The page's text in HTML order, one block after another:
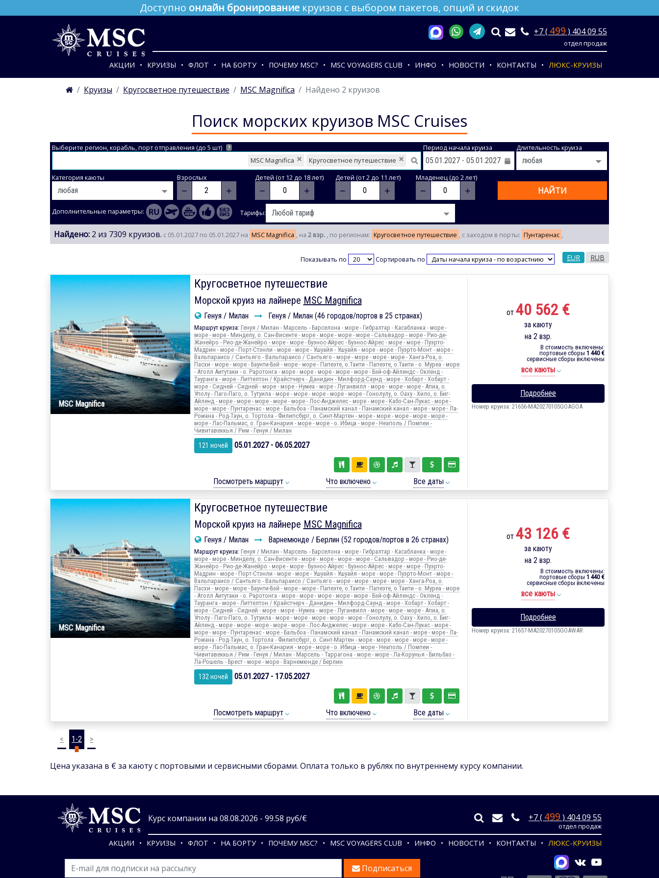
Доступно онлайн бронирование круизов с выбором пакетов, опций и скидок
+7 ( 499 ) 404 09 55
отдел продаж
АКЦИИ КРУИЗЫ ФЛОТ НА БОРТУ ПОЧЕМУ MSC? MSC VOYAGERS CLUB ИНФО НОВОСТИ КОНТАКТЫ ЛЮКС-КРУИЗЫ
Круизы Кругосветное путешествие MSC Magnifica Найдено 2 круизов
Поиск морских круизов MSC Cruises
Выберите регион, корабль, порт отправления (до 5 шт) ?
Кругосветное путешествие
MSC Magnifica
Период начала круиза Длительность круиза
Категория каюты Взрослых
− +
Детей (от 12 до 18 лет)
− +
Детей (от 2 до 11 лет)
− +
Младенец (до 2 лет)
− + НАЙТИ
Дополнительные параметры: Тарифы:
Найдено: 2 из 7309 круизов. с 05.01.2027 по 05.01.2027 на MSC Magnifica , на 2 взр. , по регионам: Кругосветное путешествие , с заходом в порты: Пунтаренас ,
Показывать по Сортировать по EUR RUB
MSC Magnifica
Кругосветное путешествие
Морской круиз на лайнере MSC Magnifica
Генуя / Милан Генуя / Милан (46 городов/портов в 25 странах)
Маршрут круиза: Генуя / Милан - Марсель - Барселона - море - Гибралтар - Касабланка - море -
море - море - Минделу, о. Сан-Висенте - море - море - море - море - Сальвадор - море - Рио-де-
Жанейро - Рио-де-Жанейро - море - море - Буэнос-Айрес - Буэнос-Айрес - море - море - Пуэрто-
Мадрин - море - Порт-Стэнли - море - море - Ушуайя - Ушуайя - море - море - Пуэрто-Монт - море -
Вальпараисо / Сантьяго - Вальпараисо / Сантьяго - море - море - море - море - Ханга-Роа, о.
Пасхи - море - море - Баунти-Бэй - море - море - Папеэте, о.Таити - Папеэте, о.Таити - о. Муреа - море
- Атолл Аитутаки - о. Раротонга - море - море - море - море - море - Бэй-оф-Айлендс - Окленд -
Тауранга - море - Литтелтон / Крайстчерч - Данидин - Милфорд-Саунд - море - Хобарт - Хобарт -
море - Сидней - Сидней - море - море - Нумеа - море - Луганвилл - море - море - море - Апиа, о.
Уполу - Паго-Паго, о. Тутуила - море - море - море - море - море - Гонолулу, о. Оаху - Хило, о. Биг-
Айленд - море - море - море - море - море - Лос-Анджелес - море - море - Кабо-Сан-Лукас - море -
море - море - Пунтаренас - море - Бальбоа - Панамский канал - Панамский канал - море - море - Ла-
Романа - Род-Таун, о. Тортола - Филипсбург, о. Синт-Мартен - море - море - море - море - море -
море - Лас-Пальмас, о. Гран-Канария - море - море - о. Ибица - море - Неаполь / Помпеи -
Чивитавеккья / Рим - Генуя / Милан
121 ночей 05.01.2027 - 06.05.2027
Посмотреть маршрут Что включено Все даты
от 40 562 €
за каюту
на 2 взр.
В стоимость включены:
портовые сборы 1 440 €
сервисные сборы включены
все каюты
Подробнее
Номер круиза: 21656-MA20270105GOAGOA
MSC Magnifica
Кругосветное путешествие
Морской круиз на лайнере MSC Magnifica
Генуя / Милан Варнемюнде / Берлин (52 городов/портов в 26 странах)
Маршрут круиза: Генуя / Милан - Марсель - Барселона - море - Гибралтар - Касабланка - море -
море - море - Минделу, о. Сан-Висенте - море - море - море - море - Сальвадор - море - Рио-де-
Жанейро - Рио-де-Жанейро - море - море - Буэнос-Айрес - Буэнос-Айрес - море - море - Пуэрто-
Мадрин - море - Порт-Стэнли - море - море - Ушуайя - Ушуайя - море - море - Пуэрто-Монт - море -
Вальпараисо / Сантьяго - Вальпараисо / Сантьяго - море - море - море - море - Ханга-Роа, о.
Пасхи - море - море - Баунти-Бэй - море - море - Папеэте, о.Таити - Папеэте, о.Таити - о. Муреа - море
- Атолл Аитутаки - о. Раротонга - море - море - море - море - море - Бэй-оф-Айлендс - Окленд -
Тауранга - море - Литтелтон / Крайстчерч - Данидин - Милфорд-Саунд - море - Хобарт - Хобарт -
море - Сидней - Сидней - море - море - Нумеа - море - Луганвилл - море - море - море - Апиа, о.
Уполу - Паго-Паго, о. Тутуила - море - море - море - море - море - Гонолулу, о. Оаху - Хило, о. Биг-
Айленд - море - море - море - море - море - Лос-Анджелес - море - море - Кабо-Сан-Лукас - море -
море - море - Пунтаренас - море - Бальбоа - Панамский канал - Панамский канал - море - море - Ла-
Романа - Род-Таун, о. Тортола - Филипсбург, о. Синт-Мартен - море - море - море - море - море -
море - Лас-Пальмас, о. Гран-Канария - море - море - о. Ибица - море - Неаполь / Помпеи -
Чивитавеккья / Рим - Генуя / Милан - Марсель - Таррагона - море - море - Ла-Корунья - Бильбао -
Ла-Рошель - Брест - море - море - Варнемюнде / Берлин
132 ночей 05.01.2027 - 17.05.2027
Посмотреть маршрут Что включено Все даты
от 43 126 €
за каюту
на 2 взр.
В стоимость включены:
портовые сборы 1 440 €
сервисные сборы включены
все каюты
Подробнее
Номер круиза: 21657-MA20270105GOAWAR
< 1-2 >
Цена указана в € за каюту с портовыми и сервисными сборами. Оплата только в рублях по внутреннему курсу компании.
Курс компании на 08.08.2026 - 99.58 руб/€ +7 ( 499 ) 404 09 55
отдел продаж
АКЦИИ КРУИЗЫ ФЛОТ НА БОРТУ ПОЧЕМУ MSC? MSC VOYAGERS CLUB ИНФО НОВОСТИ КОНТАКТЫ ЛЮКС-КРУИЗЫ
Подписаться